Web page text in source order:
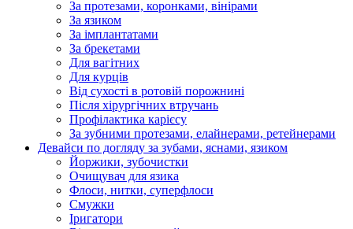
За протезами, коронками, вінірами
За язиком
За імплантатами
За брекетами
Для вагітних
Для курців
Від сухості в ротовій порожнині
Після хірургічних втручань
Профілактика карієсу
За зубними протезами, елайнерами, ретейнерами
Девайси по догляду за зубами, яснами, язиком
Йоржики, зубочистки
Очищувач для язика
Флоси, нитки, суперфлоси
Смужки
Іригатори